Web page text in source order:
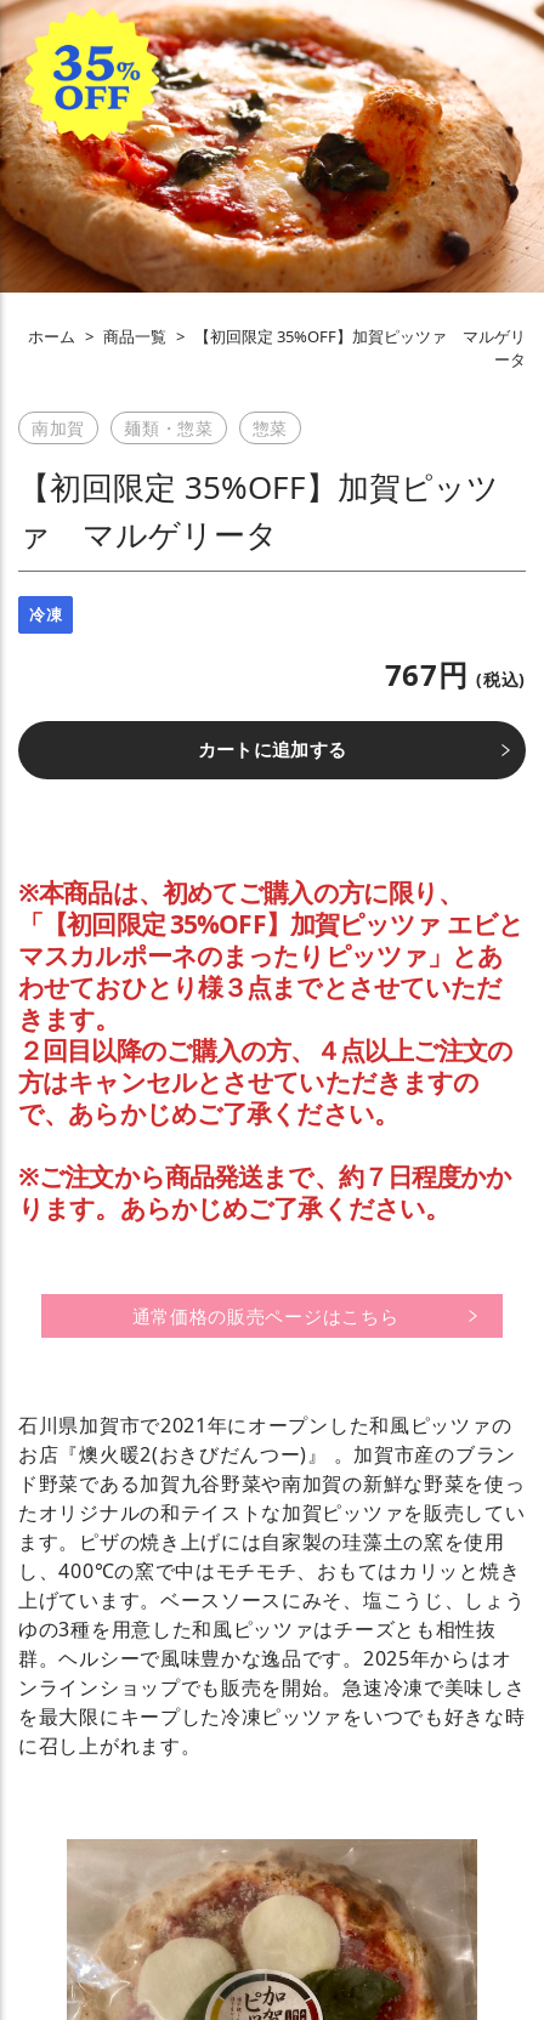
ホーム > 商品一覧 >
【初回限定 35%OFF】加賀ピッツァ マルゲリ
ータ
南加賀 麺類・惣菜 惣菜
【初回限定 35%OFF】加賀ピッツ
ァ マルゲリータ
冷凍
767円(税込)
カートに追加する
※本商品は、初めてご購入の方に限り、
「【初回限定 35%OFF】加賀ピッツァ エビと
マスカルポーネのまったりピッツァ」とあ
わせておひとり様３点までとさせていただ
きます。
２回目以降のご購入の方、４点以上ご注文の
方はキャンセルとさせていただきますの
で、あらかじめご了承ください。
※ご注文から商品発送まで、約７日程度かか
ります。あらかじめご了承ください。
通常価格の販売ページはこちら
石川県加賀市で2021年にオープンした和風ピッツァの
お店『燠火暖2(おきびだんつー)』 。加賀市産のブラン
ド野菜である加賀九谷野菜や南加賀の新鮮な野菜を使っ
たオリジナルの和テイストな加賀ピッツァを販売してい
ます。ピザの焼き上げには自家製の珪藻土の窯を使用
し、400℃の窯で中はモチモチ、おもてはカリッと焼き
上げています。ベースソースにみそ、塩こうじ、しょう
ゆの3種を用意した和風ピッツァはチーズとも相性抜
群。ヘルシーで風味豊かな逸品です。2025年からはオ
ンラインショップでも販売を開始。急速冷凍で美味しさ
を最大限にキープした冷凍ピッツァをいつでも好きな時
に召し上がれます。